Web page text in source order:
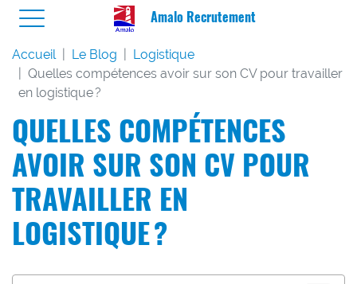
Amalo Recrutement
Accueil Le Blog
Logistique
Quelles compétences avoir sur son CV pour travailler
en logistique ?
QUELLES COMPÉTENCES
AVOIR SUR SON CV POUR
TRAVAILLER EN
LOGISTIQUE ?